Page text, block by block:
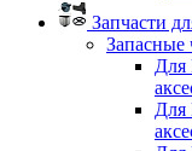
Запчасти
Запасные
Для
Для